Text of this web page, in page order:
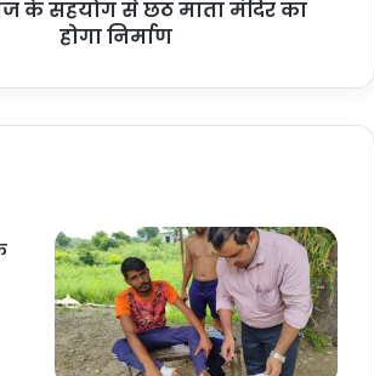
के सहयोग से छठ माता मंदिर का
होगा निर्माण